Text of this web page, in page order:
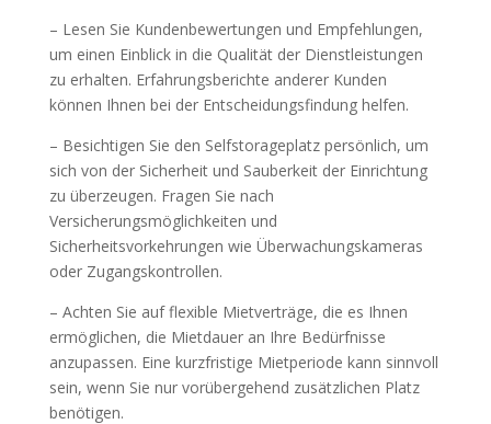
– Lesen Sie Kundenbewertungen und Empfehlungen,
um einen Einblick in die Qualität der Dienstleistungen
zu erhalten. Erfahrungsberichte anderer Kunden
können Ihnen bei der Entscheidungsfindung helfen.
– Besichtigen Sie den Selfstorageplatz persönlich, um
sich von der Sicherheit und Sauberkeit der Einrichtung
zu überzeugen. Fragen Sie nach
Versicherungsmöglichkeiten und
Sicherheitsvorkehrungen wie Überwachungskameras
oder Zugangskontrollen.
– Achten Sie auf flexible Mietverträge, die es Ihnen
ermöglichen, die Mietdauer an Ihre Bedürfnisse
anzupassen. Eine kurzfristige Mietperiode kann sinnvoll
sein, wenn Sie nur vorübergehend zusätzlichen Platz
benötigen.